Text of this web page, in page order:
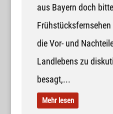
aus Bayern doch
die Vor- und
Landlebens zu
besagt,...
Mehr lesen